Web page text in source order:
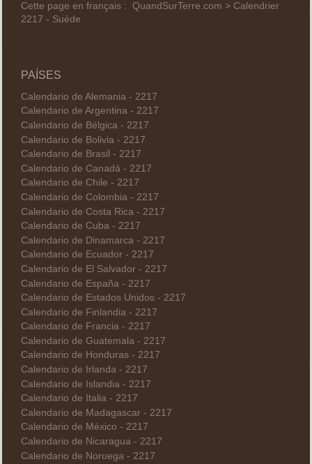
Cette page en français : QuandSurTerre.com > Calendrier
2217 - Suède
PAÍSES
Calendario de Alemania - 2217
Calendario de Argentina - 2217
Calendario de Bélgica - 2217
Calendario de Bolivia - 2217
Calendario de Brasil - 2217
Calendario de Canadá - 2217
Calendario de Chile - 2217
Calendario de Colombia - 2217
Calendario de Costa Rica - 2217
Calendario de Cuba - 2217
Calendario de Dinamarca - 2217
Calendario de Ecuador - 2217
Calendario de El Salvador - 2217
Calendario de España - 2217
Calendario de Estados Unidos - 2217
Calendario de Finlandia - 2217
Calendario de Francia - 2217
Calendario de Guatemala - 2217
Calendario de Honduras - 2217
Calendario de Irlanda - 2217
Calendario de Islandia - 2217
Calendario de Italia - 2217
Calendario de Madagascar - 2217
Calendario de México - 2217
Calendario de Nicaragua - 2217
Calendario de Noruega - 2217